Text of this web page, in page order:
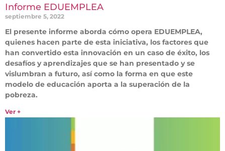
Informe EDUEMPLEA
septiembre 5, 2022
El presente informe aborda cómo opera EDUEMPLEA,
quienes hacen parte de esta iniciativa, los factores que
han convertido esta innovación en un caso de éxito, los
desafíos y aprendizajes que se han presentado y se
vislumbran a futuro, así como la forma en que este
modelo de educación aporta a la superación de la
pobreza.
Ver +